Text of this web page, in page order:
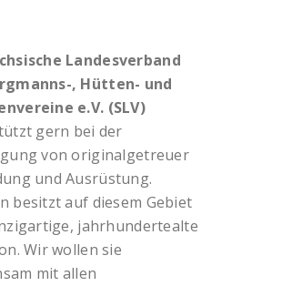
Landesverband
, Hütten- und
e.V. (SLV)
gern bei der
von originalgetreuer
und Ausrüstung.
besitzt auf diesem Gebiet
jahrhundertealte
Wir wollen sie
mit allen